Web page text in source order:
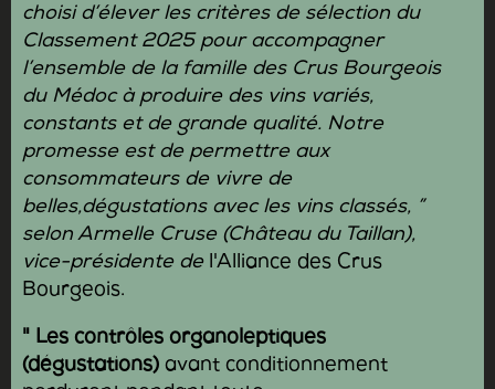
choisi d’élever les critères de sélection du
Classement 2025 pour accompagner
l’ensemble de la famille des Crus Bourgeois
du Médoc à produire des vins variés,
constants et de grande qualité. Notre
promesse est de permettre aux
consommateurs de vivre de
belles,dégustations avec les vins classés, ”
selon Armelle Cruse (Château du Taillan),
vice-présidente de l'Alliance des Crus
Bourgeois.
" Les contrôles organoleptiques
(dégustations) avant conditionnement